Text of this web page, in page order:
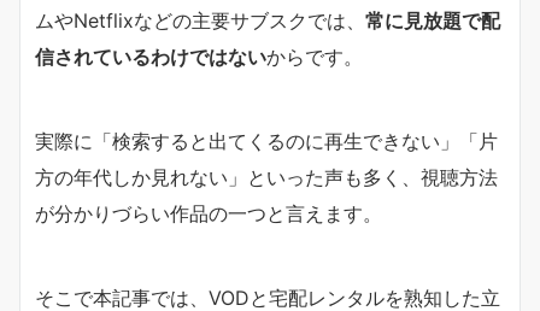
ムやNetflixなどの主要サブスクでは、 常に見放題で配
信されているわけではないからです。
実際に「検索すると出てくるのに再生できない」「片
方の年代しか見れない」といった声も多く、視聴方法
が分かりづらい作品の一つと言えます。
そこで本記事では、VODと宅配レンタルを熟知した立